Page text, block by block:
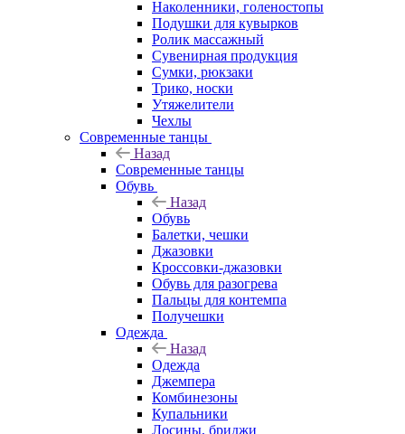
Наколенники, голеностопы
Подушки для кувырков
Ролик массажный
Сувенирная продукция
Сумки, рюкзаки
Трико, носки
Утяжелители
Чехлы
Современные танцы
Назад
Современные танцы
Обувь
Назад
Обувь
Балетки, чешки
Джазовки
Кроссовки-джазовки
Обувь для разогрева
Пальцы для контемпа
Получешки
Одежда
Назад
Одежда
Джемпера
Комбинезоны
Купальники
Лосины, бриджи